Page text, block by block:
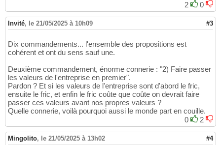
2
0
Invité, le 21/05/2025 à 10h09 #3
Dix commandements... l'ensemble des propositions est
cohérent et ont du sens sauf une.
Deuxième commandement, énorme connerie : "2) Faire passer
les valeurs de l'entreprise en premier".
Pardon ? Et si les valeurs de l'entreprise sont d'abord le fric,
ensuite le fric, et enfin le fric coûte que coûte on devrait faire
passer ces valeurs avant nos propres valeurs ?
Quelle connerie, voilà pourquoi aussi le monde part en couille.
0
2
Mingolito, le 21/05/2025 à 13h02 #4